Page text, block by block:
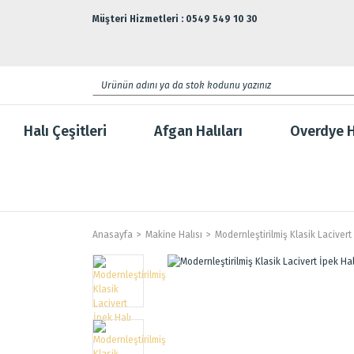
Müşteri Hizmetleri : 0549 549 10 30
Halı Çeşitleri Afgan Halıları Overdye
Anasayfa Makine Halısı Modernleştirilmiş Klasik Lacivert